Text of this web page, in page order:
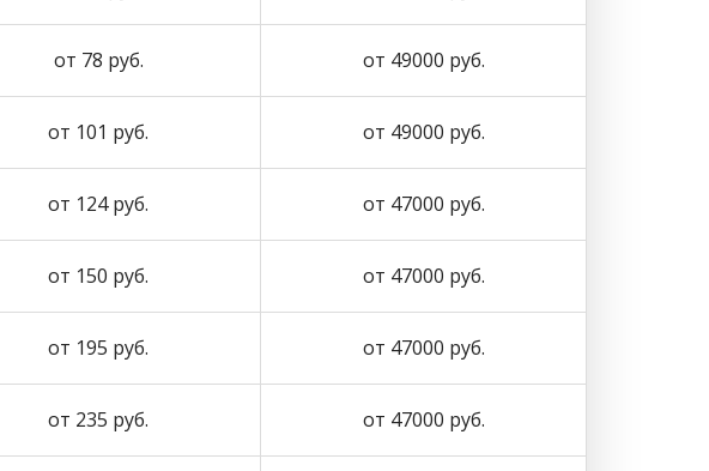
от 78 руб. от 49000 руб.
от 101 руб. от 49000 руб.
от 124 руб. от 47000 руб.
от 150 руб. от 47000 руб.
от 195 руб. от 47000 руб.
от 235 руб. от 47000 руб.